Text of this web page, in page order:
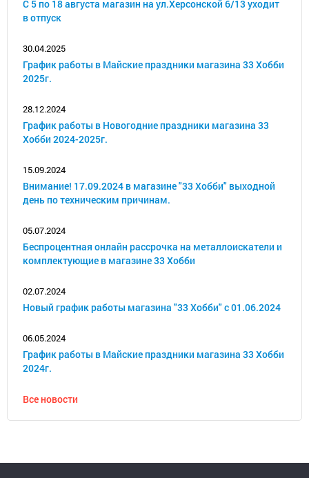
С 5 по 18 августа магазин на ул.Херсонской 6/13 уходит
в отпуск
30.04.2025
График работы в Майские праздники магазина 33 Хобби
2025г.
28.12.2024
График работы в Новогодние праздники магазина 33
Хобби 2024-2025г.
15.09.2024
Внимание! 17.09.2024 в магазине "33 Хобби" выходной
день по техническим причинам.
05.07.2024
Беспроцентная онлайн рассрочка на металлоискатели и
комплектующие в магазине 33 Хобби
02.07.2024
Новый график работы магазина "33 Хобби" с 01.06.2024
06.05.2024
График работы в Майские праздники магазина 33 Хобби
2024г.
Все новости